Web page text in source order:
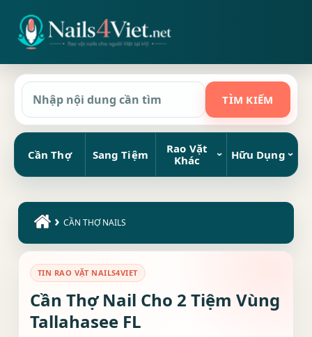
Cần Thợ Sang Tiệm
Rao Vặt
Khác
Hữu Dụng
› CẦN THỢ NAILS
TIN RAO VẶT NAILS4VIET
Cần Thợ Nail Cho 2 Tiệm Vùng
Tallahasee FL